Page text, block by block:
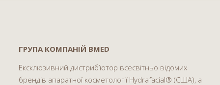
ГРУПА КОМПАНІЙ BMED
Ексклюзивний дистриб’ютор всесвітньо відомих
брендів апаратної косметології Hydrafacial® (США), а